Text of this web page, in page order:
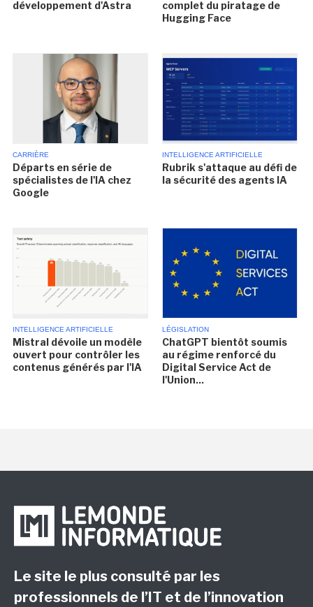
développement d'Astra
complet du piratage de
Hugging Face
CARRIÈRE
Départs en série de
spécialistes de l'IA chez
Google
INTELLIGENCE ARTIFICIELLE
Rubrik s'attaque au défi de
la sécurité des agents IA
INTELLIGENCE ARTIFICIELLE
Mistral dévoile un modèle
ouvert pour contrôler les
contenus générés par l'IA
LÉGISLATION
ChatGPT bientôt soumis
au régime renforcé du
Digital Service Act de
l'Union...
Le site le plus consulté par les
professionnels de l’IT et de l’innovation